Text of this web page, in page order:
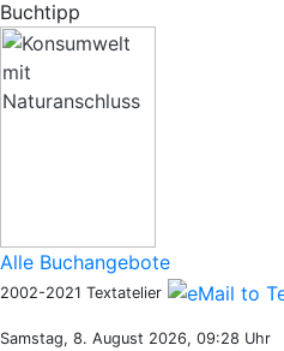
Buchtipp
Alle Buchangebote
2002-2021 Textatelier
Samstag, 8. August 2026, 09:28 Uhr